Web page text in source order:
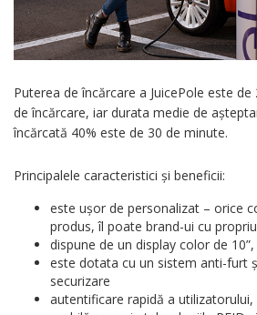
Puterea de încărcare a JuicePole este
de încărcare, iar durata medie de
încărcată 40% este de 30 de minute.
Principalele caracteristici și beneficii:
este ușor de personalizat – orice
produs, îl poate brand-ui cu
dispune de un display color de
este dotata cu un sistem anti-furt
securizare
autentificare rapidă a